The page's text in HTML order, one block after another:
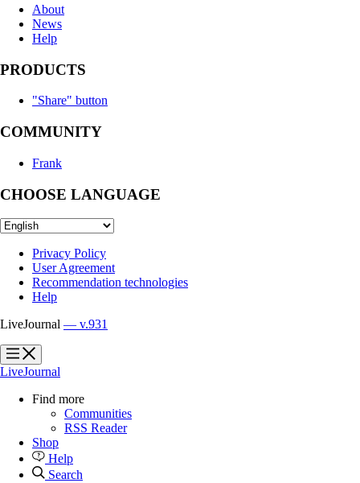
About
News
Help
PRODUCTS
"Share" button
COMMUNITY
Frank
CHOOSE LANGUAGE
Privacy Policy
User Agreement
Recommendation technologies
Help
LiveJournal — v.931
?
?
LiveJournal
Find more
Communities
RSS Reader
Shop
Help
Search